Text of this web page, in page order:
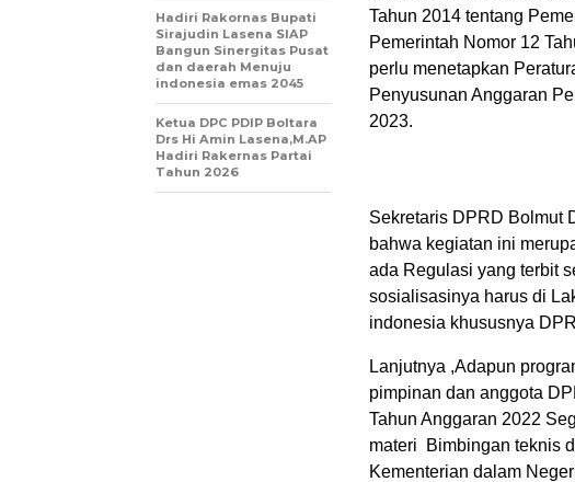
Tahun 2014 tentang
Pemerintah Nomor 12
perlu menetapkan
Penyusunan Anggaran
2023.
Sekretaris DPRD Bolmut
bahwa kegiatan ini
ada Regulasi yang terbit
sosialisasinya harus di
indonesia khususnya
Lanjutnya ,Adapun
pimpinan dan anggota
Tahun Anggaran 2022
materi Bimbingan teknis
Kementerian dalam
Hadiri Rakornas Bupati
Sirajudin Lasena SIAP
Bangun Sinergitas Pusat
dan daerah Menuju
indonesia emas 2045
Ketua DPC PDIP Boltara
Drs Hi Amin Lasena,M.AP
Hadiri Rakernas Partai
Tahun 2026